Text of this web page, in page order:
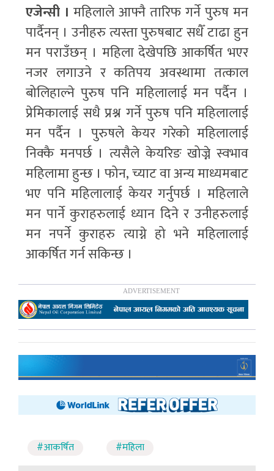
एजेन्सी । महिलाले आफ्नै तारिफ गर्ने पुरुष मन
पार्दैनन् । उनीहरु त्यस्ता पुरुषबाट सधैँ टाढा हुन
मन पराउँछन् । महिला देखेपछि आकर्षित भएर
नजर लगाउने र कतिपय अवस्थामा तत्काल
बोलिहाल्ने पुरुष पनि महिलालाई मन पर्दैन ।
प्रेमिकालाई सधै प्रश्न गर्ने पुरुष पनि महिलालाई
मन पर्दैन । पुरुषले केयर गरेको महिलालाई
निक्कै मनपर्छ । त्यसैले केयरिङ खोज्ने स्वभाव
महिलामा हुन्छ । फोन, च्याट वा अन्य माध्यमबाट
भए पनि महिलालाई केयर गर्नुपर्छ । महिलाले
मन पार्ने कुराहरुलाई ध्यान दिने र उनीहरुलाई
मन नपर्ने कुराहरु त्याग्ने हो भने महिलालाई
आकर्षित गर्न सकिन्छ ।
#आकर्षित #महिला